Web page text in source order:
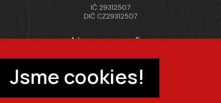
Jsme cookies!
IČ 29312507
DIČ CZ29312507
Adresa provozovny Brno
Pracovní doba
Po–Pá 7:00 – 15:30